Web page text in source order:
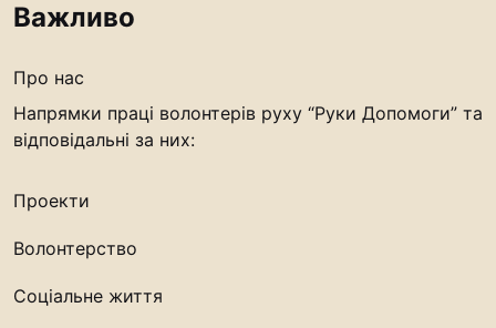
Важливо
Про нас
Напрямки праці волонтерів руху “Руки Допомоги” та
відповідальні за них:
Проекти
Волонтерство
Соціальне життя